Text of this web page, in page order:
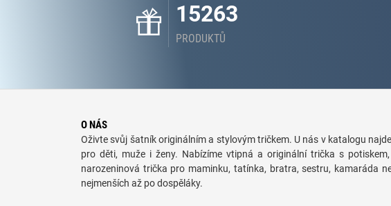
15263
PRODUKTŮ
O NÁS
Oživte svůj šatník originálním a stylovým tričkem. U nás v katalogu
pro děti, muže i ženy. Nabízíme vtipná a originální trička s
narozeninová trička pro maminku, tatínka, bratra, sestru, kamaráda
nejmenších až po dospěláky.